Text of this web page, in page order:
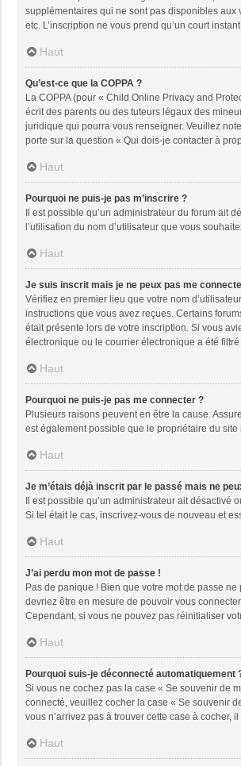
supplémentaires qui ne sont pas disponibles aux
etc. L’inscription ne vous prend qu’un court
Haut
Qu’est-ce que la COPPA ?
La COPPA (pour « Child Online Privacy and
écrit des parents ou des tuteurs légaux des
juridique qui pourra vous renseigner. Veuillez
porte sur la question « Qui dois-je contacter à
Haut
Pourquoi ne puis-je pas m’inscrire ?
Il est possible qu’un administrateur du forum ait
l’utilisation du nom d’utilisateur que vous
Haut
Je suis inscrit mais je ne peux pas me
Vérifiez en premier lieu que votre nom
instructions que vous avez reçues. Certains
était présente lors de votre inscription. Si vous
électronique ou le courrier électronique a été
Haut
Pourquoi ne puis-je pas me connecter ?
Plusieurs raisons peuvent en être la cause.
est également possible que le propriétaire du
Haut
Je m’étais déjà inscrit par le passé mais ne
Il est possible qu’un administrateur ait
Si tel était le cas, inscrivez-vous de nouveau et
Haut
J’ai perdu mon mot de passe !
Pas de panique ! Bien que votre mot de passe
devriez être en mesure de pouvoir vous
Cependant, si vous ne pouvez pas réinitialiser
Haut
Pourquoi suis-je déconnecté automatiquement
Si vous ne cochez pas la case « Se souvenir de
connecté, veuillez cocher la case « Se souvenir
vous n’arrivez pas à trouver cette case à cocher,
Haut